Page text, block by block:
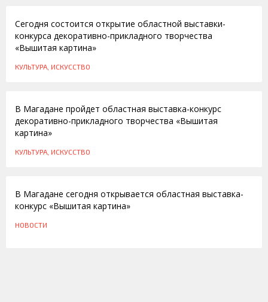
Сегодня состоится открытие областной выставки-
конкурса декоративно-прикладного творчества
«Вышитая картина»
КУЛЬТУРА, ИСКУССТВО
В Магадане пройдет областная выставка-конкурс
декоративно-прикладного творчества «Вышитая
картина»
КУЛЬТУРА, ИСКУССТВО
В Магадане сегодня открывается областная выставка-
конкурс «Вышитая картина»
НОВОСТИ